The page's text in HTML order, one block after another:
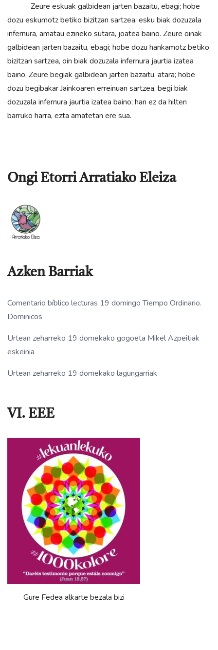
Zeure eskuak galbidean jarten bazaitu, ebagi; hobe
dozu eskumotz betiko bizitzan sartzea, esku biak dozuzala
infernura, amatau ezineko sutara, joatea baino. Zeure oinak
galbidean jarten bazaitu, ebagi; hobe dozu hankamotz betiko
bizitzan sartzea, oin biak dozuzala infernura jaurtia izatea
baino. Zeure begiak galbidean jarten bazaitu, atara; hobe
dozu begibakar Jainkoaren erreinuan sartzea, begi biak
dozuzala infernura jaurtia izatea baino; han ez da hilten
barruko harra, ezta amatetan ere sua.
Ongi Etorri Arratiako Eleiza
Azken Barriak
Comentario bíblico lecturas 19 domingo Tiempo Ordinario.
Dominicos
Urtean zeharreko 19 domekako gogoeta Mikel Azpeitiak
eskeinia
Urtean zeharreko 19 domekako lagungarriak
VI. EEE
Gure Fedea alkarte bezala bizi